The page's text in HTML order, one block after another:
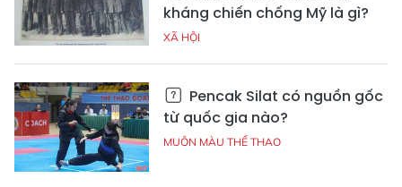
kháng chiến chống Mỹ là gì?
XÃ HỘI
Pencak Silat có nguồn gốc
từ quốc gia nào?
MUÔN MÀU THỂ THAO